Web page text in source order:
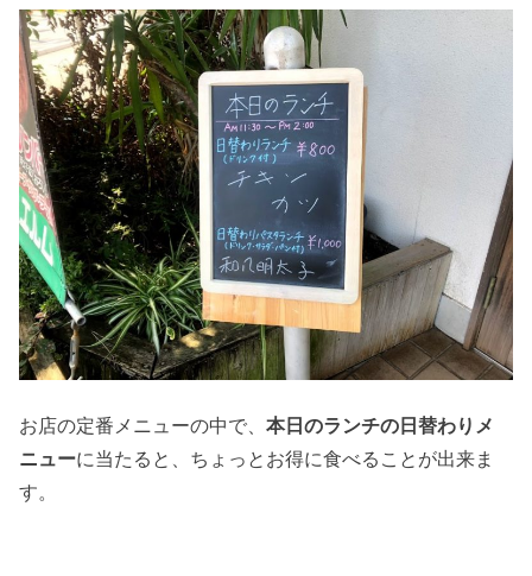
お店の定番メニューの中で、本日のランチの日替わりメ
ニューに当たると、ちょっとお得に食べることが出来ま
す。